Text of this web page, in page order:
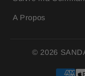
A Propos
© 2026